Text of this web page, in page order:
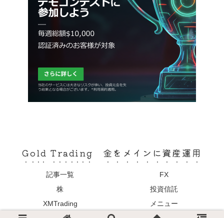
Gold Trading 金をメインに資産運用
記事一覧
FX
株
投資信託
XMTrading
メニュー